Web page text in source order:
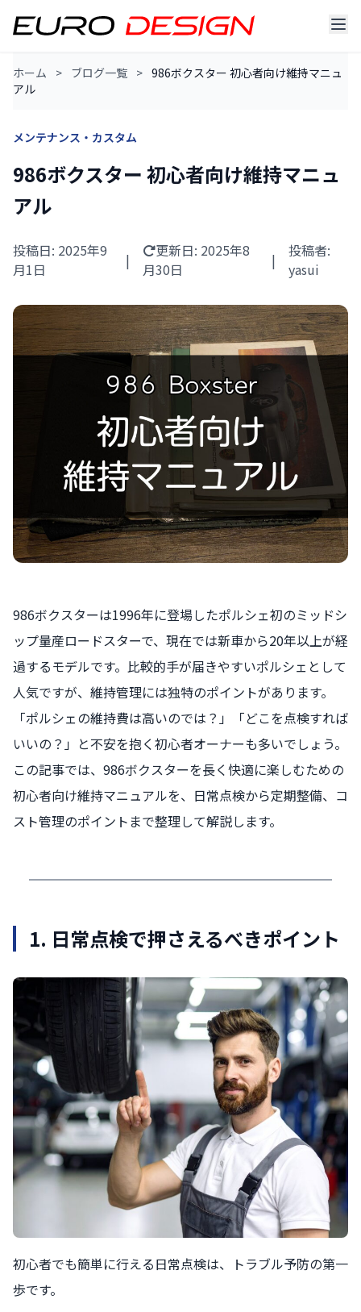
ホーム > ブログ一覧 > 986ボクスター 初心者向け維持マニュ
アル
メンテナンス・カスタム
986ボクスター 初心者向け維持マニュ
アル
投稿日: 2025年9
月1日
| 更新日: 2025年8
月30日
|
投稿者:
yasui
986ボクスターは1996年に登場したポルシェ初のミッドシ
ップ量産ロードスターで、現在では新車から20年以上が経
過するモデルです。比較的手が届きやすいポルシェとして
人気ですが、維持管理には独特のポイントがあります。
「ポルシェの維持費は高いのでは？」「どこを点検すれば
いいの？」と不安を抱く初心者オーナーも多いでしょう。
この記事では、986ボクスターを長く快適に楽しむための
初心者向け維持マニュアルを、日常点検から定期整備、コ
スト管理のポイントまで整理して解説します。
1. 日常点検で押さえるべきポイント
初心者でも簡単に行える日常点検は、トラブル予防の第一
歩です。